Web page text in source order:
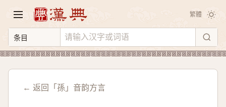
繁體
← 返回「孫」音韵方言